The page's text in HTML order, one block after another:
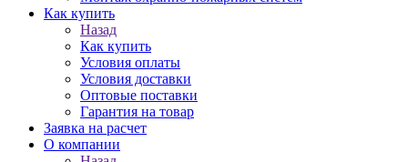
Как купить
Назад
Как купить
Условия оплаты
Условия доставки
Оптовые поставки
Гарантия на товар
Заявка на расчет
О компании